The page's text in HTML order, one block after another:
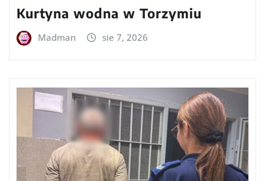
Kurtyna wodna w Torzymiu
Madman sie 7, 2026